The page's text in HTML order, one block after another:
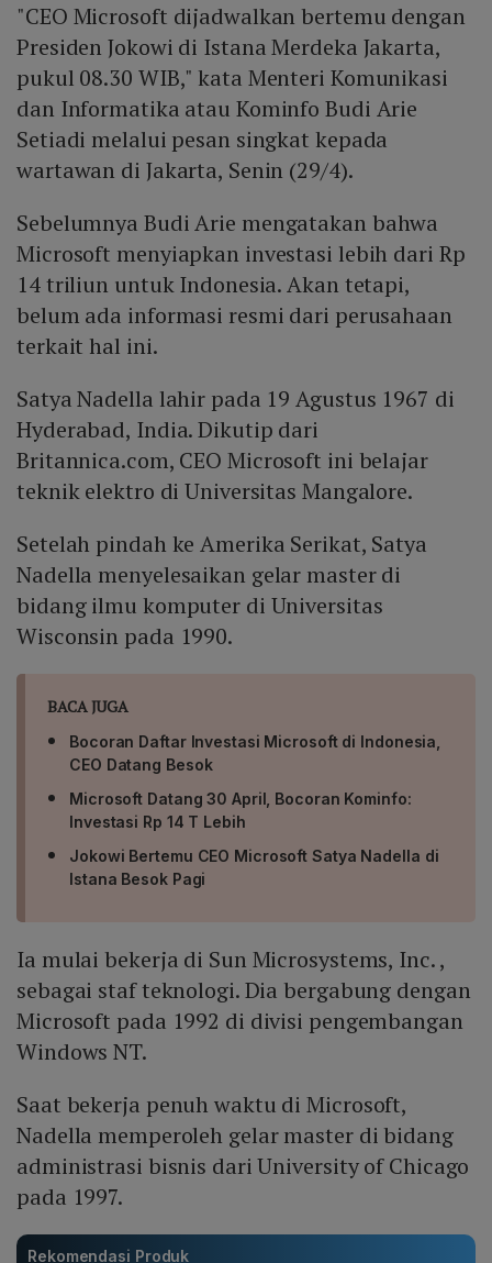
"CEO Microsoft dijadwalkan bertemu dengan
Presiden Jokowi di Istana Merdeka Jakarta,
pukul 08.30 WIB," kata Menteri Komunikasi
dan Informatika atau Kominfo Budi Arie
Setiadi melalui pesan singkat kepada
wartawan di Jakarta, Senin (29/4).
Sebelumnya Budi Arie mengatakan bahwa
Microsoft menyiapkan investasi lebih dari Rp
14 triliun untuk Indonesia. Akan tetapi,
belum ada informasi resmi dari perusahaan
terkait hal ini.
Satya Nadella lahir pada 19 Agustus 1967 di
Hyderabad, India. Dikutip dari
Britannica.com, CEO Microsoft ini belajar
teknik elektro di Universitas Mangalore.
Setelah pindah ke Amerika Serikat, Satya
Nadella menyelesaikan gelar master di
bidang ilmu komputer di Universitas
Wisconsin pada 1990.
BACA JUGA
Bocoran Daftar Investasi Microsoft di Indonesia,
CEO Datang Besok
Microsoft Datang 30 April, Bocoran Kominfo:
Investasi Rp 14 T Lebih
Jokowi Bertemu CEO Microsoft Satya Nadella di
Istana Besok Pagi
Ia mulai bekerja di Sun Microsystems, Inc. ,
sebagai staf teknologi. Dia bergabung dengan
Microsoft pada 1992 di divisi pengembangan
Windows NT.
Saat bekerja penuh waktu di Microsoft,
Nadella memperoleh gelar master di bidang
administrasi bisnis dari University of Chicago
pada 1997.
Rekomendasi Produk